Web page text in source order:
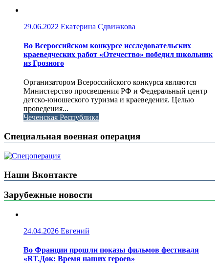
29.06.2022 Екатерина Сдвижкова
Во Всероссийском конкурсе исследовательских
краеведческих работ «Отечество» победил школьник
из Грозного
Организатором Всероссийского конкурса являются
Министерство просвещения РФ и Федеральный центр
детско-юношеского туризма и краеведения. Целью
проведения...
Чеченская Республика
Специальная военная операция
Наши Вконтакте
Зарубежные новости
24.04.2026 Евгений
Во Франции прошли показы фильмов фестиваля
«RT.Док: Время наших героев»